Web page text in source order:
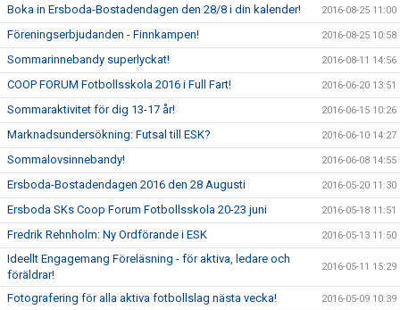
Boka in Ersboda-Bostadendagen den 28/8 i din kalender! 2016-08-25 11:00
Föreningserbjudanden - Finnkampen! 2016-08-25 10:58
Sommarinnebandy superlyckat! 2016-08-11 14:56
COOP FORUM Fotbollsskola 2016 i Full Fart! 2016-06-20 13:51
Sommaraktivitet för dig 13-17 år! 2016-06-15 10:26
Marknadsundersökning: Futsal till ESK? 2016-06-10 14:27
Sommalovsinnebandy! 2016-06-08 14:55
Ersboda-Bostadendagen 2016 den 28 Augusti 2016-05-20 11:30
Ersboda SKs Coop Forum Fotbollsskola 20-23 juni 2016-05-18 11:51
Fredrik Rehnholm: Ny Ordförande i ESK 2016-05-13 11:50
Ideellt Engagemang Föreläsning - för aktiva, ledare och
föräldrar!
2016-05-11 15:29
Fotografering för alla aktiva fotbollslag nästa vecka! 2016-05-09 10:39